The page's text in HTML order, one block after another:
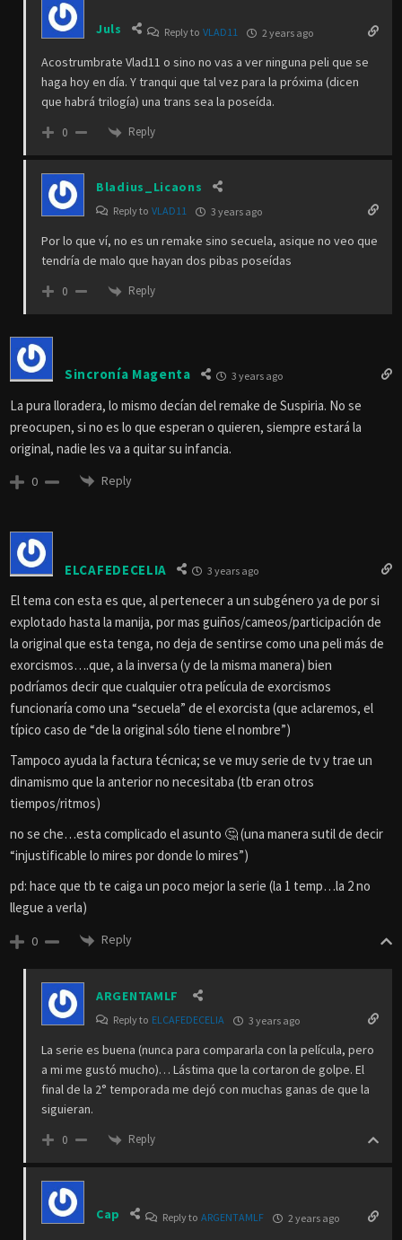
Juls Reply to VLAD11 2 years ago
Acostrumbrate Vlad11 o sino no vas a ver ninguna peli que se
haga hoy en día. Y tranqui que tal vez para la próxima (dicen
que habrá trilogía) una trans sea la poseída.
0 Reply
Bladius_Licaons
Reply to VLAD11 3 years ago
Por lo que ví, no es un remake sino secuela, asique no veo que
tendría de malo que hayan dos pibas poseídas
0 Reply
Sincronía Magenta 3 years ago
La pura lloradera, lo mismo decían del remake de Suspiria. No se
preocupen, si no es lo que esperan o quieren, siempre estará la
original, nadie les va a quitar su infancia.
0 Reply
ELCAFEDECELIA 3 years ago
El tema con esta es que, al pertenecer a un subgénero ya de por si
explotado hasta la manija, por mas guiños/cameos/participación de
la original que esta tenga, no deja de sentirse como una peli más de
exorcismos….que, a la inversa (y de la misma manera) bien
podríamos decir que cualquier otra película de exorcismos
funcionaría como una “secuela” de el exorcista (que aclaremos, el
típico caso de “de la original sólo tiene el nombre”)
Tampoco ayuda la factura técnica; se ve muy serie de tv y trae un
dinamismo que la anterior no necesitaba (tb eran otros
tiempos/ritmos)
no se che…esta complicado el asunto 🤔 (una manera sutil de decir
“injustificable lo mires por donde lo mires”)
pd: hace que tb te caiga un poco mejor la serie (la 1 temp…la 2 no
llegue a verla)
0 Reply
ARGENTAMLF
Reply to ELCAFEDECELIA 3 years ago
La serie es buena (nunca para compararla con la película, pero
a mi me gustó mucho)… Lástima que la cortaron de golpe. El
final de la 2° temporada me dejó con muchas ganas de que la
siguieran.
0 Reply
Cap Reply toARGENTAMLF 2 years ago